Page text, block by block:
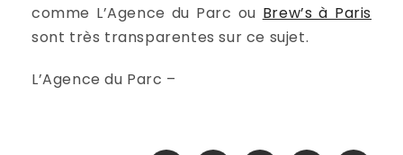
comme L’Agence du Parc ou Brew’s à Paris
sont très transparentes sur ce sujet.
L’Agence du Parc –